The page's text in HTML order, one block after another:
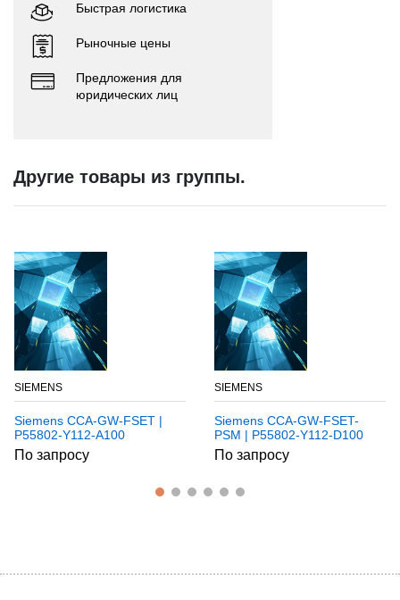
Быстрая логистика
Рыночные цены
Предложения для
юридических лиц
Другие товары из группы.
SIEMENS
Siemens CCA-GW-FSET |
P55802-Y112-A100
По запросу
SIEMENS
Siemens CCA-GW-FSET-
PSM | P55802-Y112-D100
По запросу